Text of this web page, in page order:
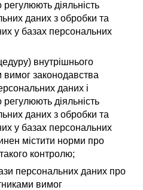
діяльність
даних з обробки та
у базах персональних
внутрішнього
законодавства
даних і
діяльність
даних з обробки та
у базах персональних
містити норми про
контролю;
персональних даних про
вимог